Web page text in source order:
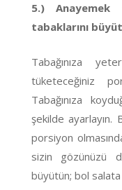
5.) Anayemek
tabaklarını
Tabağınıza
tüketeceğiniz
Tabağınıza
şekilde ayarlayın.
porsiyon
sizin gözünüzü
büyütün; bol